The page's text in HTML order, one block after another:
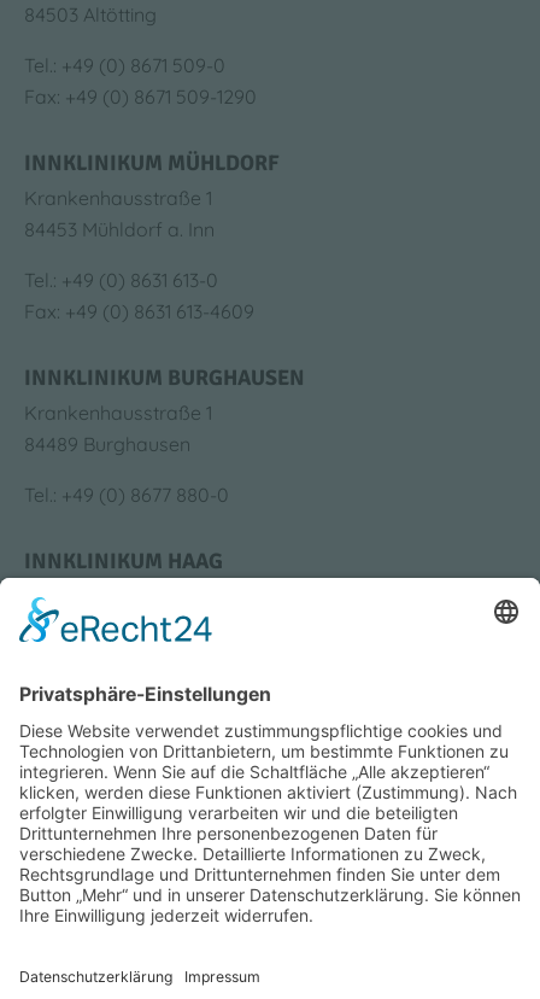
84503 Altötting
Tel.: +49 (0) 8671 509-0
Fax: +49 (0) 8671 509-1290
INNKLINIKUM MÜHLDORF
Krankenhausstraße 1
84453 Mühldorf a. Inn
Tel.: +49 (0) 8631 613-0
Fax: +49 (0) 8631 613-4609
INNKLINIKUM BURGHAUSEN
Krankenhausstraße 1
84489 Burghausen
Tel.: +49 (0) 8677 880-0
INNKLINIKUM HAAG
Krankenhausstraße 4
83527 Haag i. OB
Bildung & Karriere
Medizin & Standorte
Impressum